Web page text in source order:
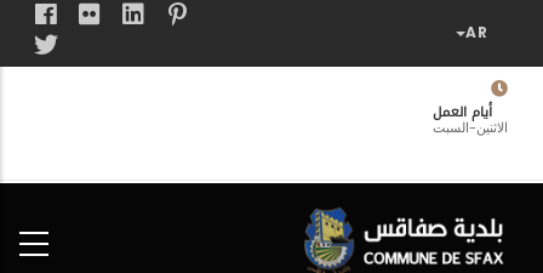
المحتوى
الرئيسيأيام العمل
الاثنين-السبت